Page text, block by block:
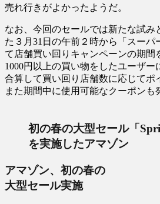
売れ行きがよかったようだ。
なお、今回のセールでは新たな試み
た３月31日の午前２時から「スーパ
て店舗買い回りキャンペーンの期間
1000円以上の買い物をしたユーザー
合算して買い回り店舗数に応じてポ
また期間中に使用可能なクーポンも
初の春の大型セール「
を実施したアマゾン
アマゾン、初の春の
大型セール実施